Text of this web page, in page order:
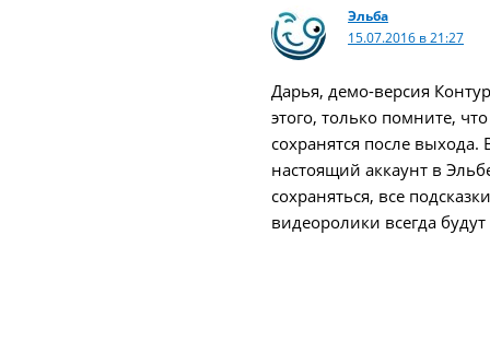
Эльба
15.07.2016 в 21:27
Дарья, демо-версия
этого, только помните,
сохранятся после выхода.
настоящий аккаунт в
сохраняться, все
видеоролики всегда